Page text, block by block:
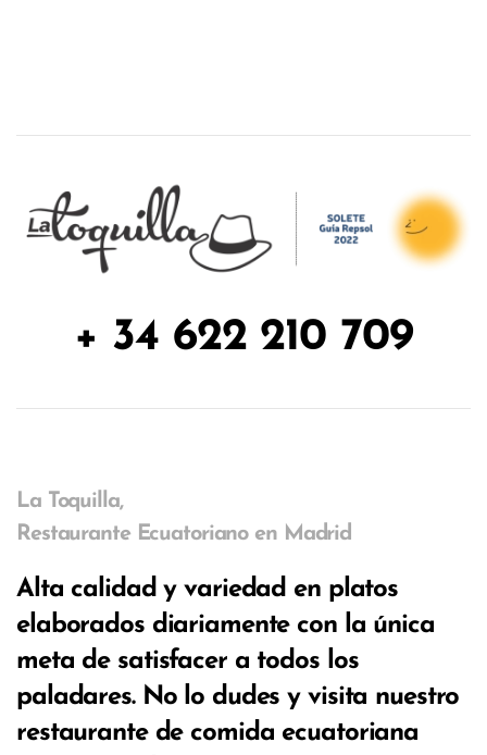
+ 34 622 210 709
La Toquilla,
Restaurante Ecuatoriano en Madrid
Alta calidad y variedad en platos
elaborados diariamente con la única
meta de satisfacer a todos los
paladares. No lo dudes y visita nuestro
restaurante de comida ecuatoriana